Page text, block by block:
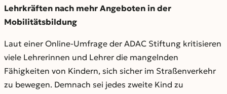
Lehrkräften nach mehr Angeboten in der
Mobilitätsbildung
Laut einer Online-Umfrage der ADAC Stiftung kritisieren
viele Lehrerinnen und Lehrer die mangelnden
Fähigkeiten von Kindern, sich sicher im Straßenverkehr
zu bewegen. Demnach sei jedes zweite Kind zu